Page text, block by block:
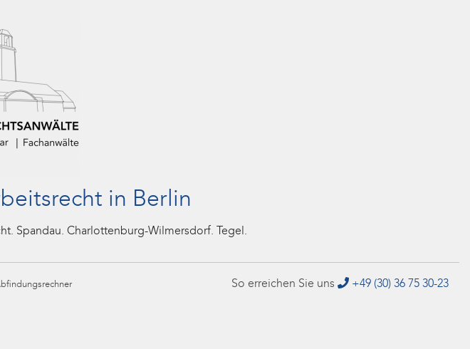
in Berlin
Spandau. Charlottenburg-Wilmersdorf. Tegel.
So erreichen Sie uns +49 (30) 36 75 30-23